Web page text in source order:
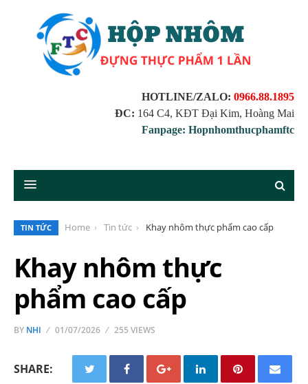
HOTLINE/ZALO: 0966.88.1895
ĐC: 164 C4, KĐT Đại Kim, Hoàng Mai
Fanpage: Hopnhomthucphamftc
TIN TỨC Home Tin tức Khay nhôm thực phẩm cao cấp
Khay nhôm thực
phẩm cao cấp
BY NHI 01/07/2026 255 VIEWS
SHARE: